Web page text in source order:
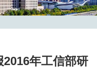
年工信部研